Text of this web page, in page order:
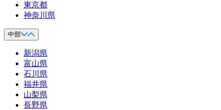
東京都
神奈川県
中部
新潟県
富山県
石川県
福井県
山梨県
長野県